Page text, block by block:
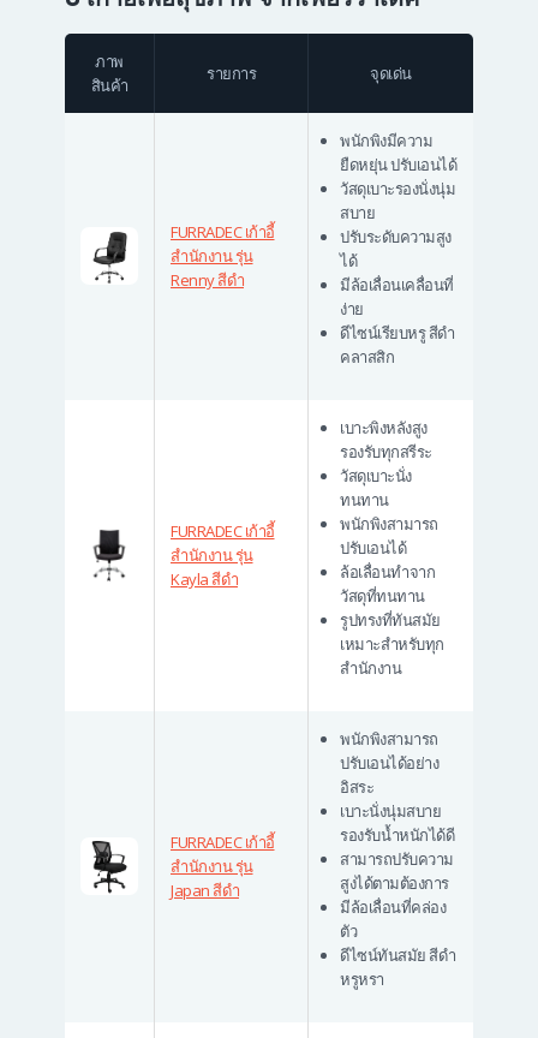
ภาพ
สินค้า
รายการ จุดเด่น
FURRADEC เก้าอี้
สำนักงาน รุ่น
Renny สีดำ
พนักพิงมีความ
ยืดหยุ่น ปรับเอนได้
วัสดุเบาะรองนั่งนุ่ม
สบาย
ปรับระดับความสูง
ได้
มีล้อเลื่อนเคลื่อนที่
ง่าย
ดีไซน์เรียบหรู สีดำ
คลาสสิก
FURRADEC เก้าอี้
สำนักงาน รุ่น
Kayla สีดำ
เบาะพิงหลังสูง
รองรับทุกสรีระ
วัสดุเบาะนั่ง
ทนทาน
พนักพิงสามารถ
ปรับเอนได้
ล้อเลื่อนทำจาก
วัสดุที่ทนทาน
รูปทรงที่ทันสมัย
เหมาะสำหรับทุก
สำนักงาน
FURRADEC เก้าอี้
สำนักงาน รุ่น
Japan สีดำ
พนักพิงสามารถ
ปรับเอนได้อย่าง
อิสระ
เบาะนั่งนุ่มสบาย
รองรับน้ำหนักได้ดี
สามารถปรับความ
สูงได้ตามต้องการ
มีล้อเลื่อนที่คล่อง
ตัว
ดีไซน์ทันสมัย สีดำ
หรูหรา